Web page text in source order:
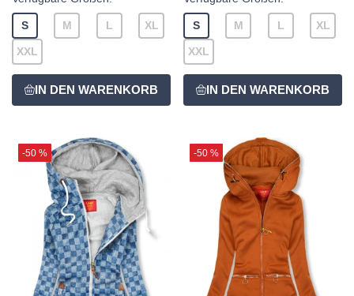
S M L XL
XXL
S M L XL
XXL
-50 % -50 %